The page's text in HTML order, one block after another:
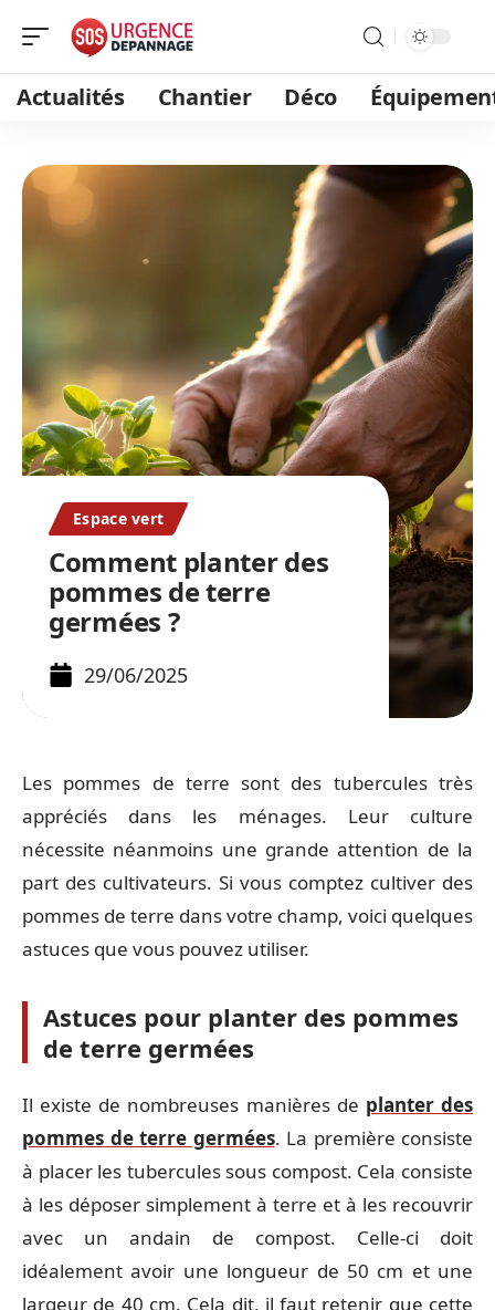
Actualités Chantier Déco
Espace vert
Comment planter des
pommes de terre
germées ?
29/06/2025
Les pommes de terre sont des tubercules très
appréciés dans les ménages. Leur culture
nécessite néanmoins une grande attention de la
part des cultivateurs. Si vous comptez cultiver des
pommes de terre dans votre champ, voici quelques
astuces que vous pouvez utiliser.
Astuces pour planter des pommes
de terre germées
Il existe de nombreuses manières de planter des
pommes de terre germées. La première consiste
à placer les tubercules sous compost. Cela consiste
à les déposer simplement à terre et à les recouvrir
avec un andain de compost. Celle-ci doit
idéalement avoir une longueur de 50 cm et une
largeur de 40 cm. Cela dit, il faut retenir que cette